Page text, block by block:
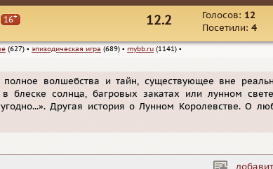
16+ Голосов: 12
Посетили: 4
12.2
(627) ▪ эпизодическая игра (689) ▪ mybb.ru (1141) ▪
полное волшебства и тайн, существующее вне
блеске солнца, багровых закатах или лунном
Другая история о Лунном Королевстве. О